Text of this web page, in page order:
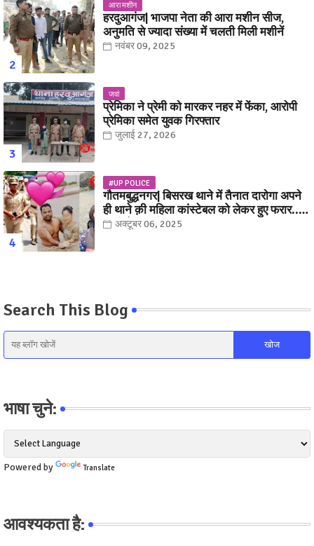
आरा मशीन
हरदुआगंज| भाजपा नेता की आरा मशीन सीज,
अनुमति से ज्यादा संख्या में चलती मिली मशीनें
नवंबर 09, 2025
जवां
प्रेमिका ने प्रेमी को मारकर नहर में फेंका, आरोपी
प्रेमिका समेत युवक गिरफ्तार
जुलाई 27, 2026
#UP POLICE
गौतमबुद्धनगर| बिसरख थाने में तैनात दारोगा अपने
ही थाने क़ी महिला कांस्टेबल को लेकर हुए फरार...
पत्नी नें कर दी रार!
अक्टूबर 06, 2025
Search This Blog
भाषा चुने:
Powered by Translate
आवश्यकता है: